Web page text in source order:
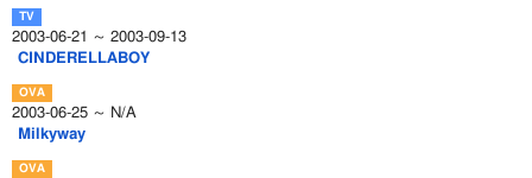
2003-06-21 ～ 2003-09-13
CINDERELLABOY
2003-06-25 ～ N/A
Milkyway